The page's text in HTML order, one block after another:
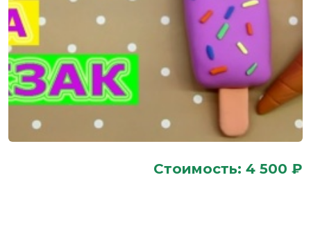
Стоимость: 4 500 ₽